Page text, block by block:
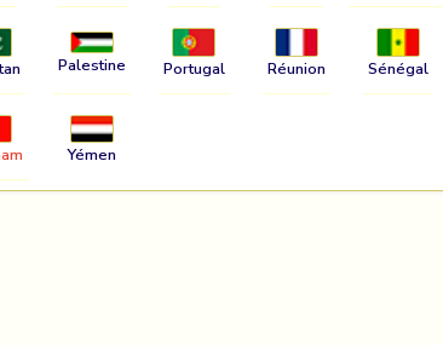
Palestine Portugal Réunion Sénégal
Yémen